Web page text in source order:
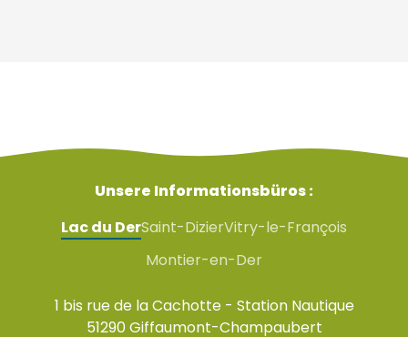
Unsere Informationsbüros :
Lac du DerSaint-DizierVitry-le-François
Montier-en-Der
1 bis rue de la Cachotte - Station Nautique
51290 Giffaumont-Champaubert